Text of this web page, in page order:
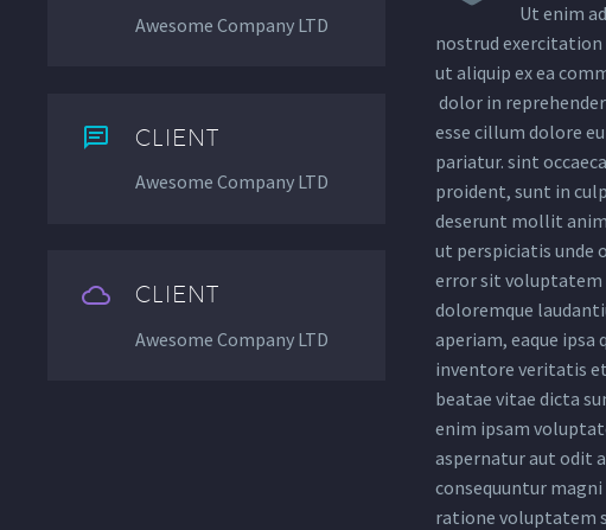
Awesome Company LTD

 CLIENT
Awesome Company LTD

 CLIENT
Awesome Company LTD
Ut enim
nostrud
ut aliquip ex ea
dolor in
esse cillum dolore
pariatur. sint
proident, sunt in
deserunt mollit
ut perspiciatis unde
error sit voluptatem
doloremque
aperiam, eaque ipsa
inventore veritatis
beatae vitae dicta
enim ipsam
aspernatur aut odit
consequuntur magni
ratione voluptatem